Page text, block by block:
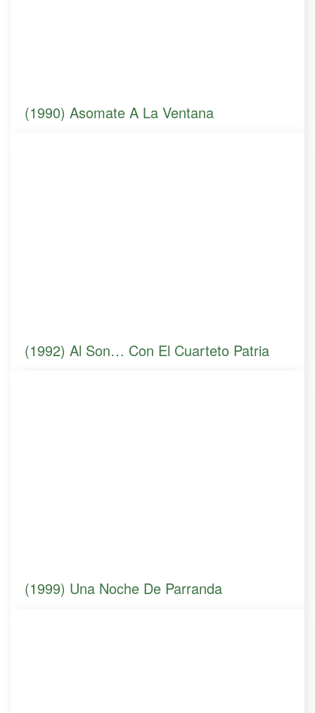
(1990) Asomate A La Ventana
(1992) Al Son… Con El Cuarteto Patria
(1999) Una Noche De Parranda